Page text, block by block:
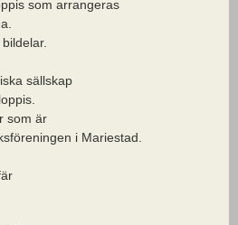
som arrangeras
sällskap
som är
i Mariestad.